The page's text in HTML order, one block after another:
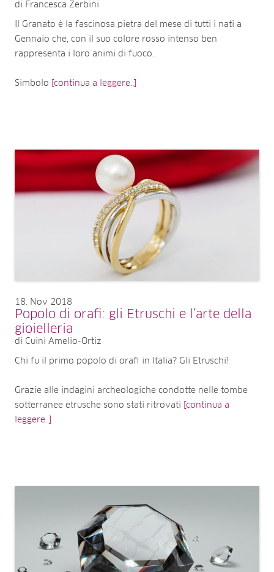
di Francesca Zerbini
Il Granato è la fascinosa pietra del mese di tutti i nati a
Gennaio che, con il suo colore rosso intenso ben
rappresenta i loro animi di fuoco.
Simbolo [continua a leggere..]
18 Nov 2018
Popolo di orafi: gli Etruschi e l’arte della
gioielleria
di Cuini Amelio-Ortiz
Chi fu il primo popolo di orafi in Italia? Gli Etruschi!
Grazie alle indagini archeologiche condotte nelle tombe
sotterranee etrusche sono stati ritrovati
[continua a
leggere..]